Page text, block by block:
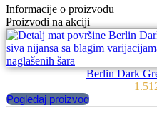
Informacije o proizvodu
Proizvodi na akciji
Berlin Dark
Pogledaj proizvod